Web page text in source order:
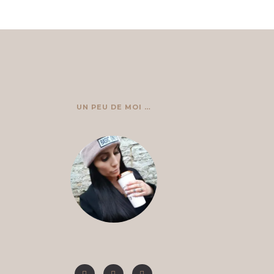
UN PEU DE MOI …